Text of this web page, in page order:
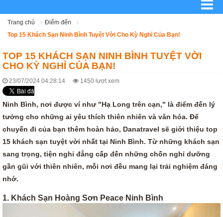
Trang chủ
Điểm đến
Top 15 Khách Sạn Ninh Bình Tuyệt Vời Cho Kỳ Nghỉ Của Bạn!
TOP 15 KHÁCH SẠN NINH BÌNH TUYỆT VỜI
CHO KỲ NGHỈ CỦA BẠN!
23/07/2024 04:28:14 1450 lượt xem
Ninh Bình, nơi được ví như "Hạ Long trên cạn," là điểm đến lý
tưởng cho những ai yêu thích thiên nhiên và văn hóa. Để
chuyến đi của bạn thêm hoàn hảo, Danatravel sẽ giới thiệu top
15 khách sạn tuyệt vời nhất tại Ninh Bình. Từ những khách sạn
sang trọng, tiện nghi đẳng cấp đến những chốn nghỉ dưỡng
gần gũi với thiên nhiên, mỗi nơi đều mang lại trải nghiệm đáng
nhớ.
1. Khách Sạn Hoàng Sơn Peace Ninh Bình